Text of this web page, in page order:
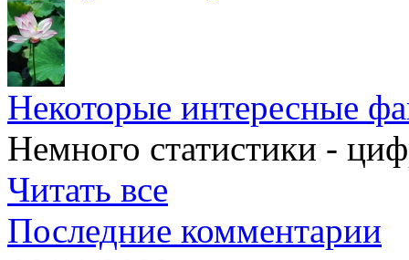
Некоторые интересные
Немного статистики -
Читать все
Последние комментарии